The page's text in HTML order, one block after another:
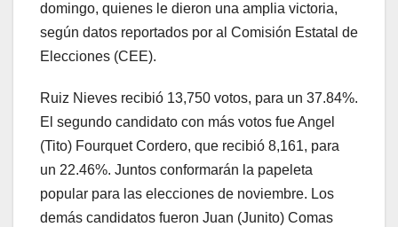
domingo, quienes le dieron una amplia victoria,
según datos reportados por al Comisión Estatal de
Elecciones (CEE).
Ruiz Nieves recibió 13,750 votos, para un 37.84%.
El segundo candidato con más votos fue Angel
(Tito) Fourquet Cordero, que recibió 8,161, para
un 22.46%. Juntos conformarán la papeleta
popular para las elecciones de noviembre. Los
demás candidatos fueron Juan (Junito) Comas